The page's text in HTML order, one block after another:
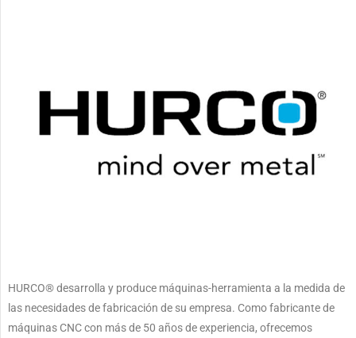
HURCO® desarrolla y produce máquinas-herramienta a la medida de
las necesidades de fabricación de su empresa. Como fabricante de
máquinas CNC con más de 50 años de experiencia, ofrecemos